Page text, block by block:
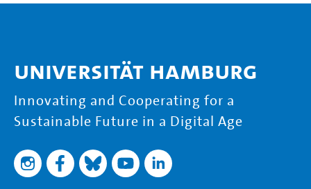
Universität Hamburg
Innovating and Cooperating for a
Sustainable Future in a Digital Age